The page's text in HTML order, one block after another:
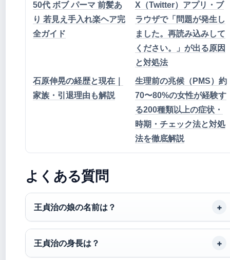
50代 ボブ パーマ 前髪あ
り 若見え手入れ楽ヘア完
全ガイド
X（Twitter）アプリ・ブ
ラウザで「問題が発生し
ました。再読み込みして
ください。」が出る原因
と対処法
石原伸晃の経歴と現在｜
家族・引退理由も解説
生理前の兆候（PMS）約
70〜80%の女性が経験す
る200種類以上の症状・
時期・チェック法と対処
法を徹底解説
よくある質問
王貞治の娘の名前は？
王貞治の身長は？